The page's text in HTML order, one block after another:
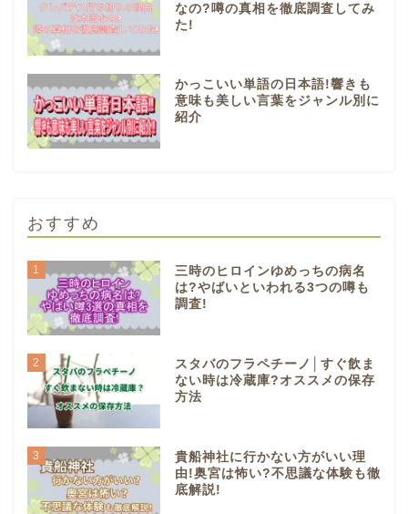
なの?噂の真相を徹底調査してみ
た!
かっこいい単語の日本語!響きも
意味も美しい言葉をジャンル別に
紹介
おすすめ
1
三時のヒロインゆめっちの病名
は?やばいといわれる3つの噂も
調査!
2
スタバのフラペチーノ│すぐ飲ま
ない時は冷蔵庫?オススメの保存
方法
3
貴船神社に行かない方がいい理
由!奥宮は怖い?不思議な体験も徹
底解説!